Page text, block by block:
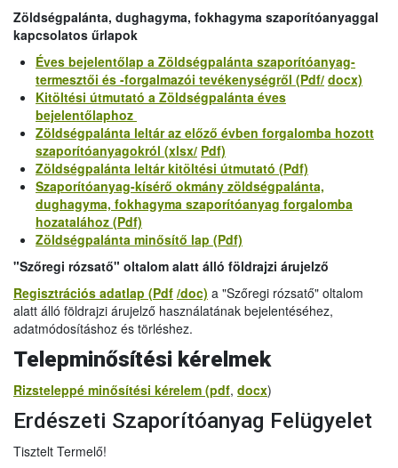
Zöldségpalánta, dughagyma, fokhagyma szaporítóanyaggal
kapcsolatos űrlapok
Éves bejelentőlap a Zöldségpalánta szaporítóanyag-
termesztői és -forgalmazói tevékenységről (Pdf/ docx)
Kitöltési útmutató a Zöldségpalánta éves
bejelentőlaphoz
Zöldségpalánta leltár az előző évben forgalomba hozott
szaporítóanyagokról (xlsx/ Pdf)
Zöldségpalánta leltár kitöltési útmutató (Pdf)
Szaporítóanyag-kísérő okmány zöldségpalánta,
dughagyma, fokhagyma szaporítóanyag forgalomba
hozatalához (Pdf)
Zöldségpalánta minősítő lap (Pdf)
"Szőregi rózsatő" oltalom alatt álló földrajzi árujelző
Regisztrációs adatlap (Pdf /doc) a "Szőregi rózsatő" oltalom
alatt álló földrajzi árujelző használatának bejelentéséhez,
adatmódosításhoz és törléshez.
Telepminősítési kérelmek
Rizsteleppé minősítési kérelem (pdf, docx)
Erdészeti Szaporítóanyag Felügyelet
Tisztelt Termelő!